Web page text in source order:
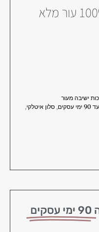
המערכת מרופדת ב100% עור מלא
ישיבה מעור
, סלון איטלקי,
90 ימי עסקים